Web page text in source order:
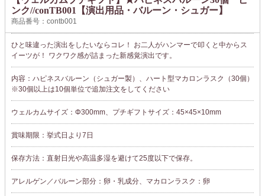
ンク//conTB001【演出用品・バルーン・シュガー】
商品番号：contb001
ひと味違った演出をしたいならコレ！ お二人がハンマーで叩くと中からス
イーツが！ ワクワク感が詰まった新感覚演出です。
内容：ハピネスバルーン（シュガー製）、ハート型マカロンラスク（30個）
※30個以上は10個単位で追加注文をしてください
ウェルカムサイズ：Φ300mm、プチギフトサイズ：45×45×10mm
賞味期限：挙式日より7日
保存方法：直射日光や高温多湿を避けて25度以下で保存。
アレルゲン／バルーン部分：卵・乳成分、マカロンラスク：卵